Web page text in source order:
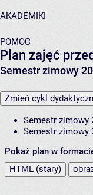
AKADEMIKI
POMOC
Plan zajęć
Semestr zimowy
Zmień cykl
Semestr zimowy
Semestr zimowy
Pokaż plan w
HTML (stary)